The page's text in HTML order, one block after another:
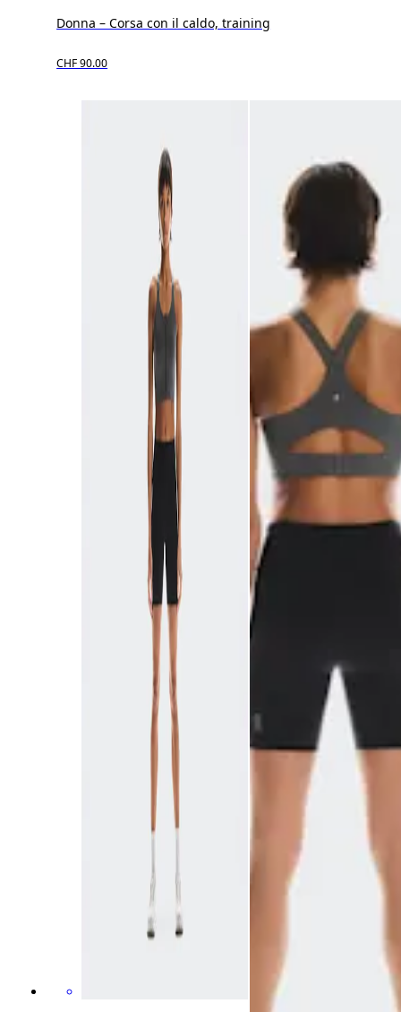
Donna – Corsa con il caldo, training
CHF 90.00